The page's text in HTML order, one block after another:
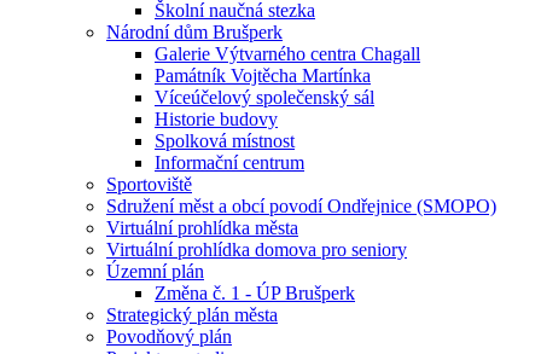
Školní naučná stezka
Národní dům Brušperk
Galerie Výtvarného centra Chagall
Památník Vojtěcha Martínka
Víceúčelový společenský sál
Historie budovy
Spolková místnost
Informační centrum
Sportoviště
Sdružení měst a obcí povodí Ondřejnice (SMOPO)
Virtuální prohlídka města
Virtuální prohlídka domova pro seniory
Územní plán
Změna č. 1 - ÚP Brušperk
Strategický plán města
Povodňový plán